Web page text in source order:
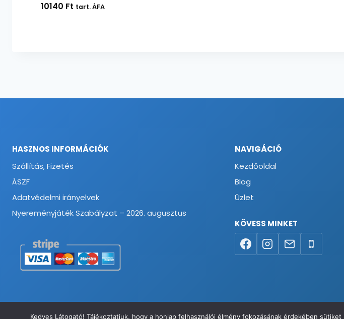
10140 Ft tart. ÁFA
HASZNOS INFORMÁCIÓK
Szállítás, Fizetés
ÁSZF
Adatvédelmi irányelvek
Nyereményjáték Szabályzat – 2026. augusztus
NAVIGÁCIÓ
Kezdőoldal
Blog
Üzlet
KÖVESS MINKET
Kedves Látogató! Tájékoztatjuk, hogy a honlap felhasználói élmény fokozásának érdekében